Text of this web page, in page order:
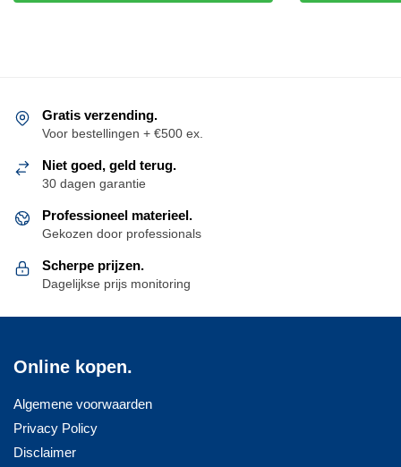
Gratis verzending.
Voor bestellingen + €500 ex.
Niet goed, geld terug.
30 dagen garantie
Professioneel materieel.
Gekozen door professionals
Scherpe prijzen.
Dagelijkse prijs monitoring
Online kopen.
Algemene voorwaarden
Privacy Policy
Disclaimer